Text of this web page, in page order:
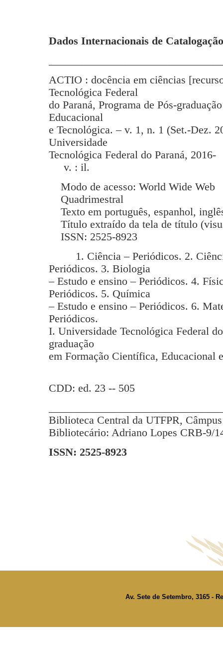
Dados Internacionais de
ACTIO : docência em ciências
Tecnológica Federal
do Paraná, Programa de Pós-
Educacional
e Tecnológica. – v. 1, n. 1 (Set.-Dez.
Universidade
Tecnológica Federal do Paraná, 2016-
v. : il.
Modo de acesso: World Wide Web
Quadrimestral
Texto em português, espanhol,
Título extraído da tela de título
ISSN: 2525-8923
1. Ciência – Periódicos. 2.
Periódicos. 3. Biologia
– Estudo e ensino – Periódicos. 4.
Periódicos. 5. Química
– Estudo e ensino – Periódicos. 6.
Periódicos.
I. Universidade Tecnológica Federal
graduação
em Formação Científica, Educacional
CDD: ed. 23 -- 505
Biblioteca Central da UTFPR,
Bibliotecário: Adriano Lopes CRB-9/
ISSN: 2525-8923
Av. Sete de Setembro, 3165 -